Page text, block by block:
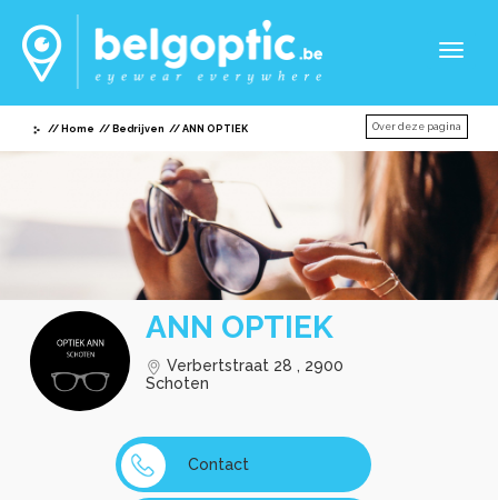
Home Bedrijven ANN OPTIEK Over deze pagina
ANN OPTIEK
Verbertstraat 28 , 2900
Schoten
Contact